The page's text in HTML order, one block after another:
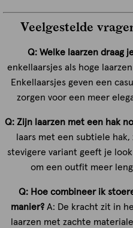
Veelgestelde
Q: Welke laarzen draag
enkellaarsjes als hoge
Enkellaarsjes geven een
zorgen voor een meer
Q: Zijn laarzen met een hak
laars met een subtiele
stevigere variant geeft je
om een outfit meer
Q: Hoe combineer ik
manier? A: De kracht zit in
laarzen met zachte